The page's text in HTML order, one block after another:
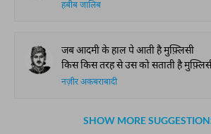
हबीब जालिब
जब आदमी के हाल पे आती है मुफ़्लिसी
किस किस तरह से उस को सताती है
नज़ीर अकबराबादी
SHOW MORE